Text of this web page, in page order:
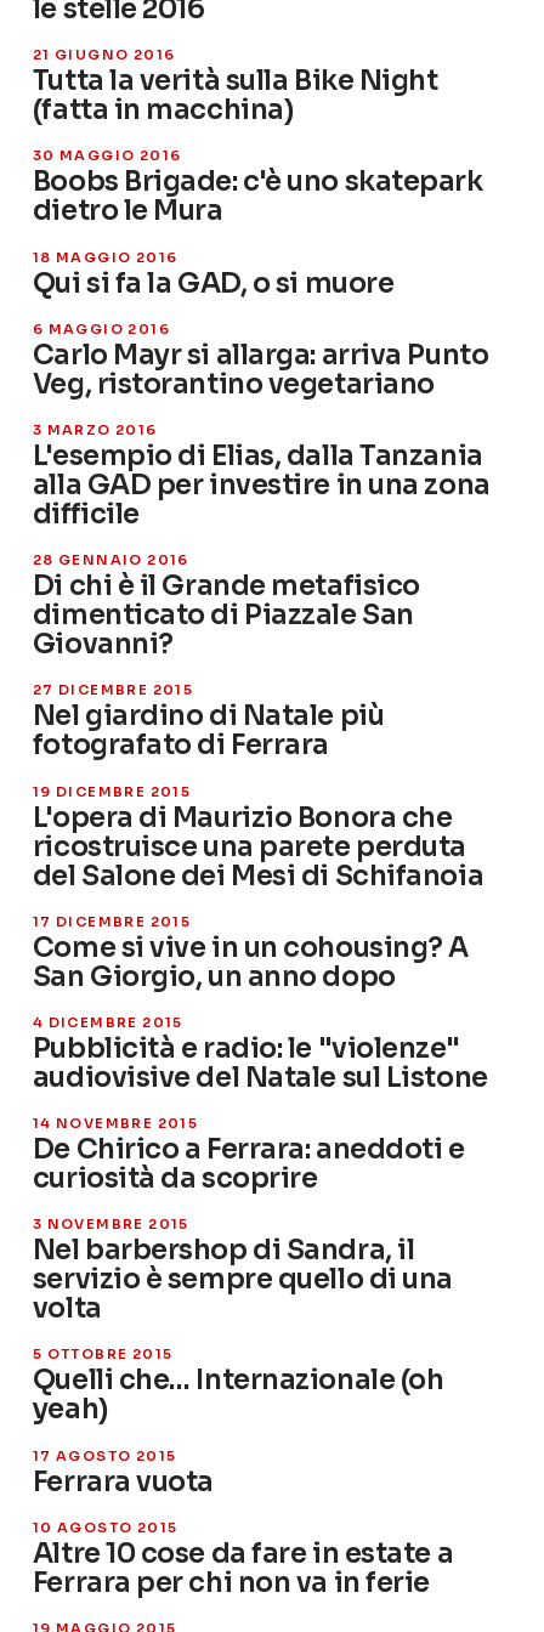
le stelle 2016
21 GIUGNO 2016
Tutta la verità sulla Bike Night
(fatta in macchina)
30 MAGGIO 2016
Boobs Brigade: c'è uno skatepark
dietro le Mura
18 MAGGIO 2016
Qui si fa la GAD, o si muore
6 MAGGIO 2016
Carlo Mayr si allarga: arriva Punto
Veg, ristorantino vegetariano
3 MARZO 2016
L'esempio di Elias, dalla Tanzania
alla GAD per investire in una zona
difficile
28 GENNAIO 2016
Di chi è il Grande metafisico
dimenticato di Piazzale San
Giovanni?
27 DICEMBRE 2015
Nel giardino di Natale più
fotografato di Ferrara
19 DICEMBRE 2015
L'opera di Maurizio Bonora che
ricostruisce una parete perduta
del Salone dei Mesi di Schifanoia
17 DICEMBRE 2015
Come si vive in un cohousing? A
San Giorgio, un anno dopo
4 DICEMBRE 2015
Pubblicità e radio: le "violenze"
audiovisive del Natale sul Listone
14 NOVEMBRE 2015
De Chirico a Ferrara: aneddoti e
curiosità da scoprire
3 NOVEMBRE 2015
Nel barbershop di Sandra, il
servizio è sempre quello di una
volta
5 OTTOBRE 2015
Quelli che… Internazionale (oh
yeah)
17 AGOSTO 2015
Ferrara vuota
10 AGOSTO 2015
Altre 10 cose da fare in estate a
Ferrara per chi non va in ferie
19 MAGGIO 2015